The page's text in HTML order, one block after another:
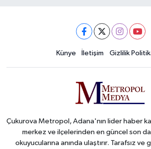
Künye İletişim Gizlilik
Çukurova Metropol, Adana'nın lider haber
merkez ve ilçelerinden en güncel son
okuyucularına anında ulaştırır. Tarafsız